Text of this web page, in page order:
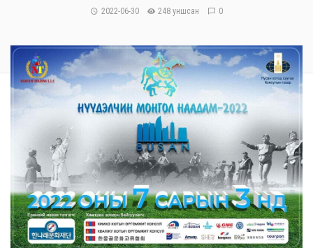
2022-06-30 248 уншсан 0